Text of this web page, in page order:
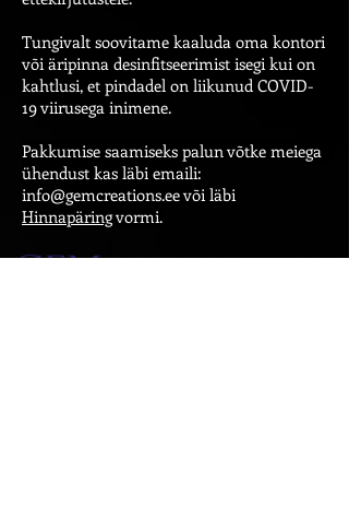
Tungivalt soovitame kaaluda oma kontori
või äripinna desinfitseerimist isegi kui on
kahtlusi, et pindadel on liikunud COVID-
19 viirusega inimene.
Pakkumise saamiseks palun võtke meiega
ühendust kas läbi emaili:
info@gemcreations.eevõi läbi
Hinnapäringvormi.